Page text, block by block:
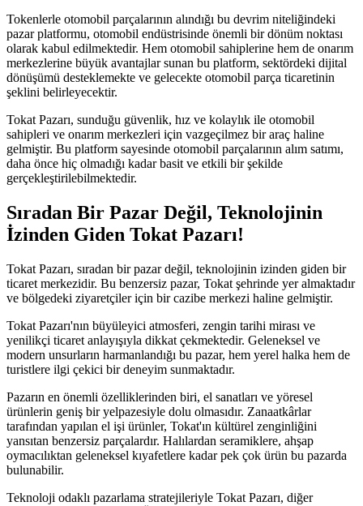
Tokenlerle otomobil parçalarının alındığı bu devrim niteliğindeki
pazar platformu, otomobil endüstrisinde önemli bir dönüm noktası
olarak kabul edilmektedir. Hem otomobil sahiplerine hem de onarım
merkezlerine büyük avantajlar sunan bu platform, sektördeki dijital
dönüşümü desteklemekte ve gelecekte otomobil parça ticaretinin
şeklini belirleyecektir.
Tokat Pazarı, sunduğu güvenlik, hız ve kolaylık ile otomobil
sahipleri ve onarım merkezleri için vazgeçilmez bir araç haline
gelmiştir. Bu platform sayesinde otomobil parçalarının alım satımı,
daha önce hiç olmadığı kadar basit ve etkili bir şekilde
gerçekleştirilebilmektedir.
Sıradan Bir Pazar Değil, Teknolojinin
İzinden Giden Tokat Pazarı!
Tokat Pazarı, sıradan bir pazar değil, teknolojinin izinden giden bir
ticaret merkezidir. Bu benzersiz pazar, Tokat şehrinde yer almaktadır
ve bölgedeki ziyaretçiler için bir cazibe merkezi haline gelmiştir.
Tokat Pazarı'nın büyüleyici atmosferi, zengin tarihi mirası ve
yenilikçi ticaret anlayışıyla dikkat çekmektedir. Geleneksel ve
modern unsurların harmanlandığı bu pazar, hem yerel halka hem de
turistlere ilgi çekici bir deneyim sunmaktadır.
Pazarın en önemli özelliklerinden biri, el sanatları ve yöresel
ürünlerin geniş bir yelpazesiyle dolu olmasıdır. Zanaatkârlar
tarafından yapılan el işi ürünler, Tokat'ın kültürel zenginliğini
yansıtan benzersiz parçalardır. Halılardan seramiklere, ahşap
oymacılıktan geleneksel kıyafetlere kadar pek çok ürün bu pazarda
bulunabilir.
Teknoloji odaklı pazarlama stratejileriyle Tokat Pazarı, diğer